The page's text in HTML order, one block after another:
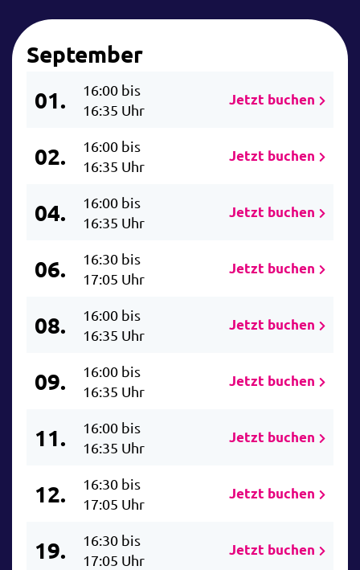
September
01.
16:00 bis
16:35 Uhr
Jetzt buchen
02.
16:00 bis
16:35 Uhr
Jetzt buchen
04.
16:00 bis
16:35 Uhr
Jetzt buchen
06.
16:30 bis
17:05 Uhr
Jetzt buchen
08.
16:00 bis
16:35 Uhr
Jetzt buchen
09.
16:00 bis
16:35 Uhr
Jetzt buchen
11.
16:00 bis
16:35 Uhr
Jetzt buchen
12.
16:30 bis
17:05 Uhr
Jetzt buchen
19.
16:30 bis
17:05 Uhr
Jetzt buchen